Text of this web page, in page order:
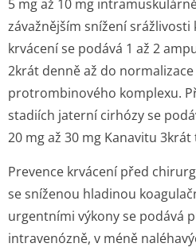
5 mg až 10 mg
závažnějším snížení
krvácení se podává 1 až 2
2krát denně až do
protrombinového komplexu.
stadiích jaterní cirhózy se
20 mg až 30 mg Kanavitu 3krát
Prevence krvácení před
se sníženou hladinou
urgentními výkony se podává
intravenózně, v méně